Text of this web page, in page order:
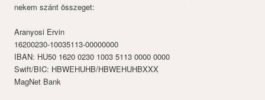
nekem szánt összeget:
Aranyosi Ervin
16200230-10035113-00000000
IBAN: HU50 1620 0230 1003 5113 0000 0000
Swift/BIC: HBWEHUHB/HBWEHUHBXXX
MagNet Bank